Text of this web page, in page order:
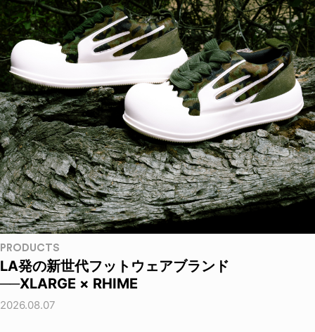
PRODUCTS
LA発の新世代フットウェアブランド
──XLARGE × RHIME
2026.08.07